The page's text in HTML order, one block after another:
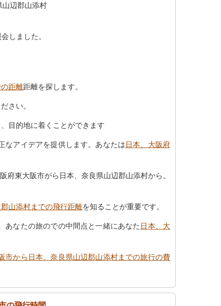
山辺郡山添村
しました。
距離距離を探します。
さい。
目的地に着くことができます
なアイデアを提供します。あなたは日本、大阪府
東大阪市がら日本、奈良県山辺郡山添村から。
山添村までの飛行距離を知ることが重要です。
あなたの旅のでの中間点と一緒にあなた 日本、大
市から日本、奈良県山辺郡山添村までの旅行の費